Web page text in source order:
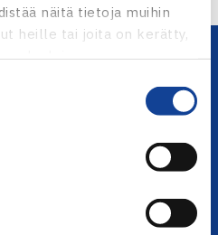
näitä tietoja muihin
heille tai joita on kerätty,
palvelujaan.
tie 1, 00250 Helsinki